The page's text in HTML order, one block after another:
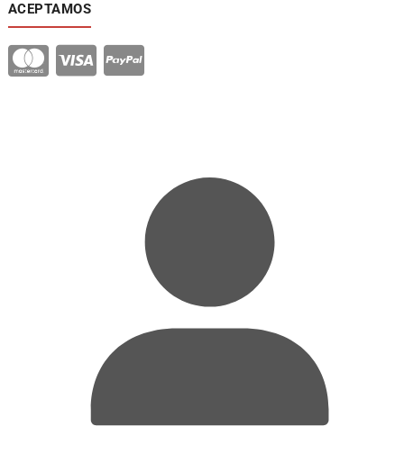
ACEPTAMOS